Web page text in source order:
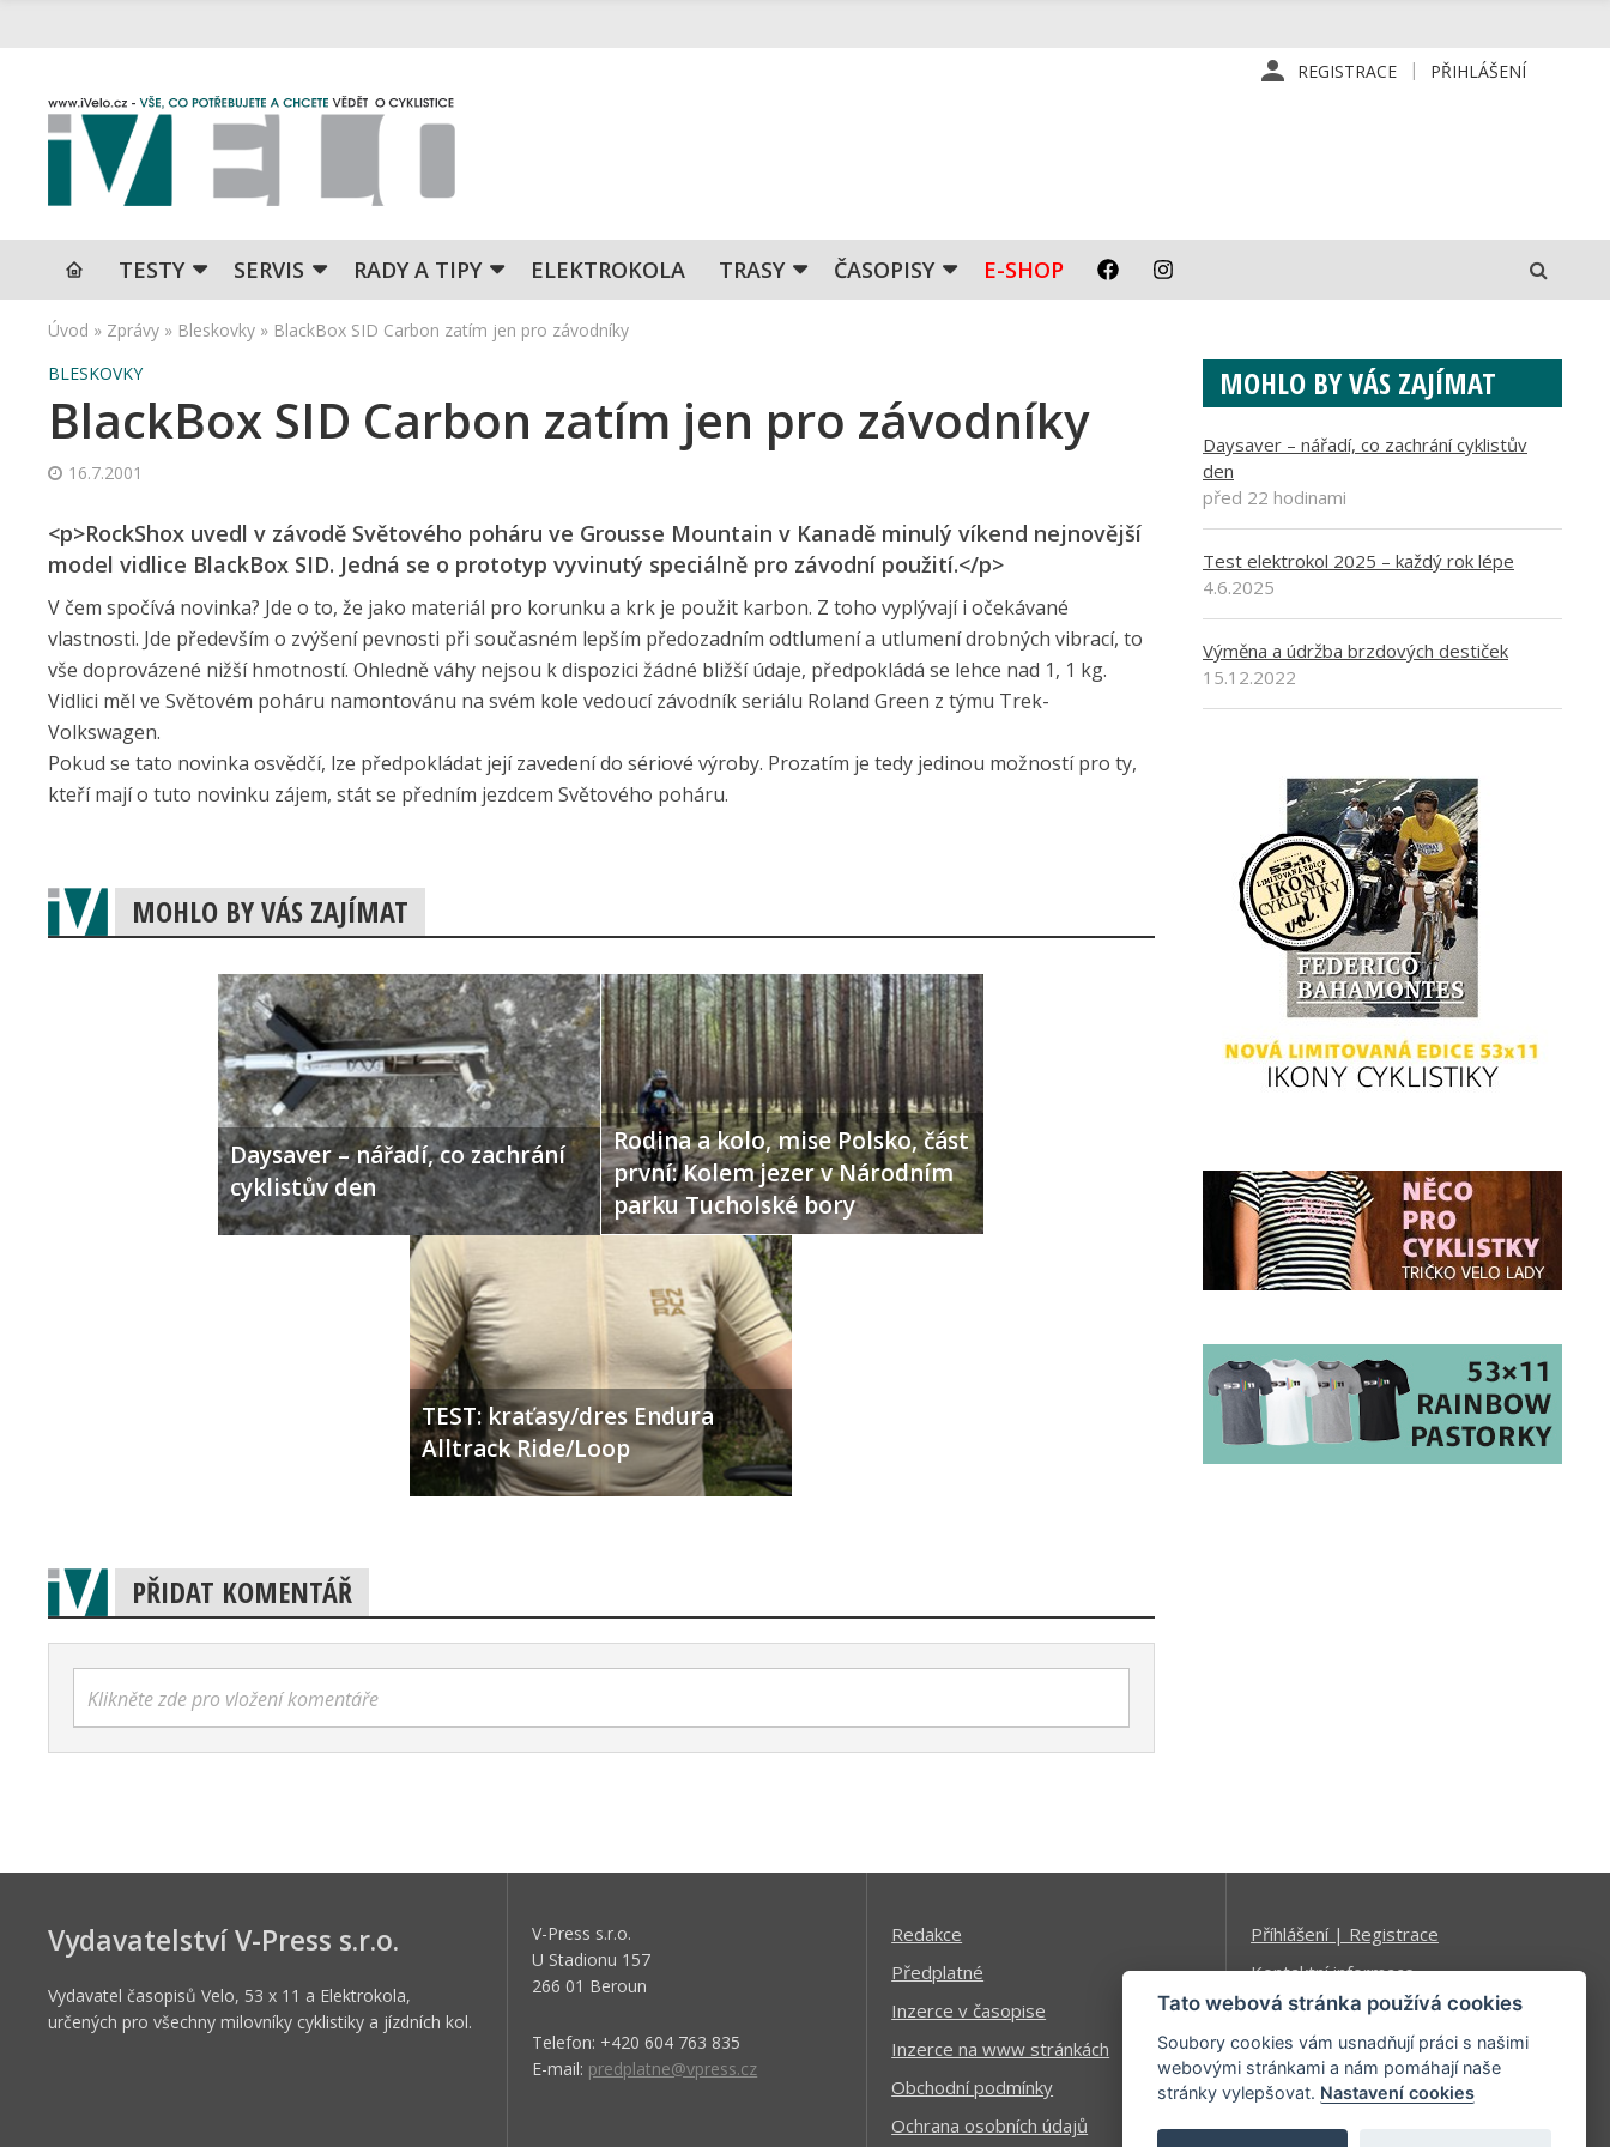
REGISTRACE PŘIHLÁŠENÍ
TESTY SERVIS RADY A TIPY ELEKTROKOLA TRASY ČASOPISY E-SHOP
Úvod » Zprávy » Bleskovky » BlackBox SID Carbon zatím jen pro závodníky
BLESKOVKY
BlackBox SID Carbon zatím jen pro závodníky
16.7.2001
<p>RockShox uvedl v závodě Světového poháru ve Grousse Mountain v Kanadě minulý víkend nejnovější
model vidlice BlackBox SID. Jedná se o prototyp vyvinutý speciálně pro závodní použití.</p>
V čem spočívá novinka? Jde o to, že jako materiál pro korunku a krk je použit karbon. Z toho vyplývají i očekávané
vlastnosti. Jde především o zvýšení pevnosti při současném lepším předozadním odtlumení a utlumení drobných vibrací, to
vše doprovázené nižší hmotností. Ohledně váhy nejsou k dispozici žádné bližší údaje, předpokládá se lehce nad 1, 1 kg.
Vidlici měl ve Světovém poháru namontovánu na svém kole vedoucí závodník seriálu Roland Green z týmu Trek-
Volkswagen.
Pokud se tato novinka osvědčí, lze předpokládat její zavedení do sériové výroby. Prozatím je tedy jedinou možností pro ty,
kteří mají o tuto novinku zájem, stát se předním jezdcem Světového poháru.
MOHLO BY VÁS ZAJÍMAT
Daysaver – nářadí, co zachrání
cyklistův den
Rodina a kolo, mise Polsko, část
první: Kolem jezer v Národním
parku Tucholské bory
TEST: kraťasy/dres Endura
Alltrack Ride/Loop
PŘIDAT KOMENTÁŘ
Klikněte zde pro vložení komentáře
MOHLO BY VÁS ZAJÍMAT
Daysaver – nářadí, co zachrání cyklistův
den
před 22 hodinami
Test elektrokol 2025 – každý rok lépe
4.6.2025
Výměna a údržba brzdových destiček
15.12.2022
Vydavatelství V-Press s.r.o.
Vydavatel časopisů Velo, 53 x 11 a Elektrokola,
určených pro všechny milovníky cyklistiky a jízdních kol.
V-Press s.r.o.
U Stadionu 157
266 01 Beroun
Telefon: +420 604 763 835
E-mail: predplatne@vpress.cz
Redakce
Předplatné
Inzerce v časopise
Inzerce na www stránkách
Obchodní podmínky
Ochrana osobních údajů
Příhlášení | Registrace
Kontaktní informace
Mapa stránek
Tato webová stránka používá cookies
Soubory cookies vám usnadňují práci s našimi
webovými stránkami a nám pomáhají naše
stránky vylepšovat. Nastavení cookies